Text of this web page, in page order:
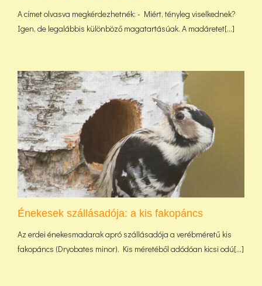
A címet olvasva megkérdezhetnék: - Miért, tényleg viselkednek?
Igen, de legalábbis különböző magatartásúak. A madáretet[...]
Énekesek szállásadója: a kis fakopáncs
Az erdei énekesmadarak apró szállásadója a verébméretű kis
fakopáncs (Dryobates minor). Kis méretéből adódóan kicsi odú[...]